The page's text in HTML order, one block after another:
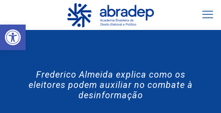
Abrir a barra de ferramentas
Frederico Almeida explica como os
eleitores podem auxiliar no combate à
desinformação